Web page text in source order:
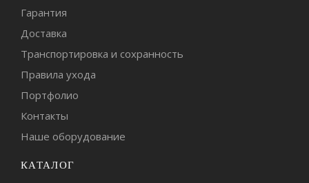
Гарантия
Доставка
Транспортировка и сохранность
Правила ухода
Портфолио
Контакты
Наше оборудование
КАТАЛОГ